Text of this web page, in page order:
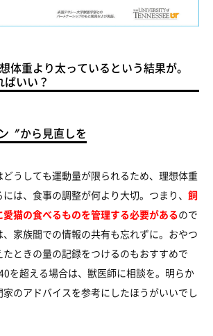
体重より太っているという結果が。
いい？
〞から見直しを
うしても運動量が限られるため、理想体重
は、食事の調整が何より大切。つまり、 飼
猫の食べるものを管理する必要があるので
家族間での情報の共有も忘れずに。おやつ
ときの量の記録をつけるのもおすすめで
を超える場合は、獣医師に相談を。明らか
のアドバイスを参考にしたほうがいいでし